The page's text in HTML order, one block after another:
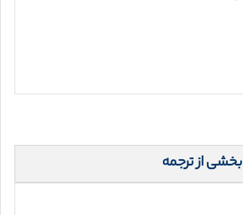
بخشی از ترجمه